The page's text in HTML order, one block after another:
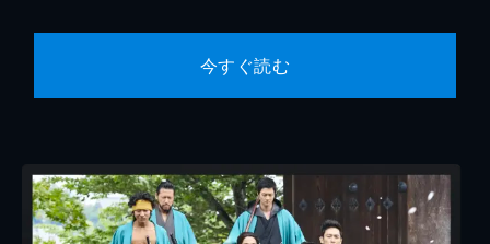
今すぐ読む